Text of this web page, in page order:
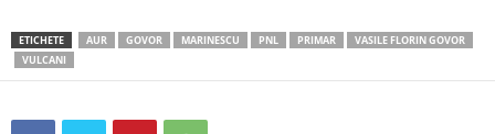
ETICHETE AUR GOVOR MARINESCU PNL PRIMAR
VASILE FLORIN GOVOR
VULCANI